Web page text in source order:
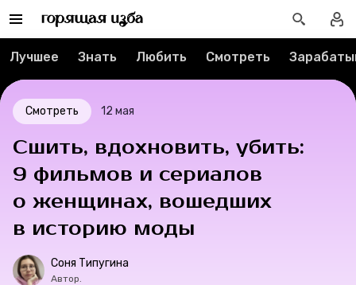
Рубрики
Новости
Лучшее
Тесты
Секспросвет
Великие женщины
Тренды
Лучшее Знать Любить Смотреть
Смотреть 12 мая
Сшить, вдохновить, убить:
9 фильмов и сериалов
о женщинах, вошедших
в историю моды
Соня Типугина
Автор.